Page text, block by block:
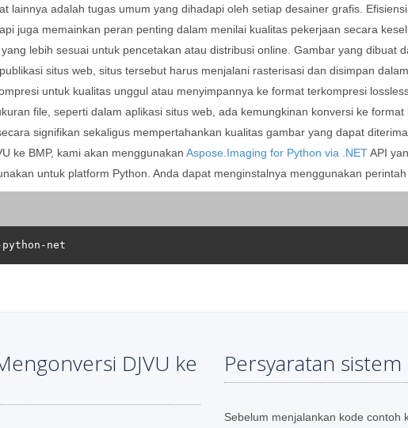
lainnya adalah tugas umum yang dihadapi oleh setiap desainer grafis.
juga memainkan peran penting dalam menilai kualitas pekerjaan secara
lebih sesuai untuk pencetakan atau distribusi online. Gambar yang dibuat
situs web, situs tersebut harus menjalani rasterisasi dan disimpan
untuk kualitas unggul atau menyimpannya ke format terkompresi
file, seperti dalam aplikasi situs web, ada kemungkinan konversi ke
signifikan sekaligus mempertahankan kualitas gambar yang dapat
ke BMP, kami akan menggunakan Aspose.Imaging for Python via .NETAPI
untuk platform Python. Anda dapat menginstalnya menggunakan
DJVU ke Persyaratan sistem
Sebelum menjalankan kode contoh